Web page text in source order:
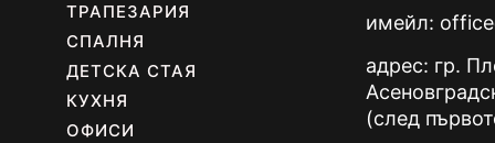
ТРАПЕЗАРИЯ
СПАЛНЯ
ДЕТСКА СТАЯ
КУХНЯ
ОФИСИ
имейл:
адрес: гр.
(след